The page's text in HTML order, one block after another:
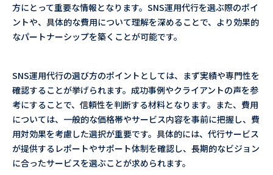
方にとって重要な情報となります。SNS運用代行を選ぶ際のポイ
ントや、具体的な費用について理解を深めることで、より効果的
なパートナーシップを築くことが可能です。
SNS運用代行の選び方のポイントとしては、まず実績や専門性を
確認することが挙げられます。成功事例やクライアントの声を参
考にすることで、信頼性を判断する材料となります。また、費用
については、一般的な価格帯やサービス内容を事前に把握し、費
用対効果を考慮した選択が重要です。具体的には、代行サービス
が提供するレポートやサポート体制を確認し、長期的なビジョン
に合ったサービスを選ぶことが求められます。